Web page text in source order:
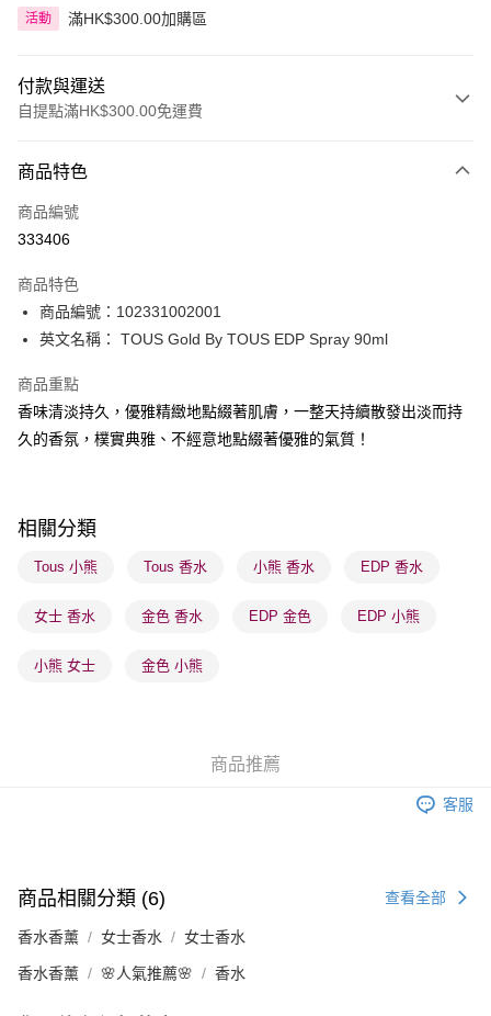
活動 滿HK$300.00加購區
付款與運送
自提點滿HK$300.00免運費
信用卡
Apple Pay
PayMe
WeChat Pay
BoC Pay
送貨方式
每筆HK$65.00，滿HK$300.00或以上免運費
確認發貨後1-3 工作天送達，訂單將隨機分配至SF順豐速運或京東
每筆HK$65.00，滿HK$300.00或以上免運費
每筆HK$20.00，滿HK$100.00或以上免運費
(澳門門市) 只顯示可選門市。確認發貨後2-5個工作天到店，3天內
澳門地區配送 - 確認發貨後1-4個工作天送達 運費表
商品特色
商品編號
333406
商品特色
商品編號：102331002001
英文名稱： TOUS Gold By TOUS EDP Spray 90ml
商品重點
香味清淡持久，優雅精緻地點綴著肌膚，一整天持續散發出淡而持
久的香氛，樸實典雅、不經意地點綴著優雅的氣質！
相關分類
Tous 小熊 Tous 香水 小熊 香水 EDP 香水
女士 香水 金色 香水 EDP 金色 EDP 小熊
小熊 女士 金色 小熊
商品推薦
客服
商品相關分類 (6) 查看全部
香水香薰 女士香水 女士香水
香水香薰 🌸人氣推薦🌸 香水